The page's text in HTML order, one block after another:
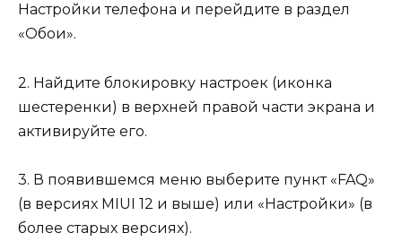
Настройки телефона и перейдите в раздел
«Обои».
2. Найдите блокировку настроек (иконка
шестеренки) в верхней правой части экрана и
активируйте его.
3. В появившемся меню выберите пункт «FAQ»
(в версиях MIUI 12 и выше) или «Настройки» (в
более старых версиях).